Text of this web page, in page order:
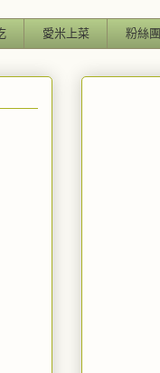
愛米上菜 粉絲團